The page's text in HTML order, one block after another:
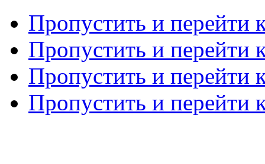
Пропустить и перейти
Пропустить и перейти
Пропустить и перейти
Пропустить и перейти